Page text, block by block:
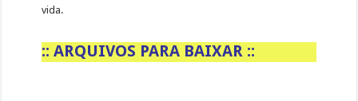
vida.
:: ARQUIVOS PARA BAIXAR ::